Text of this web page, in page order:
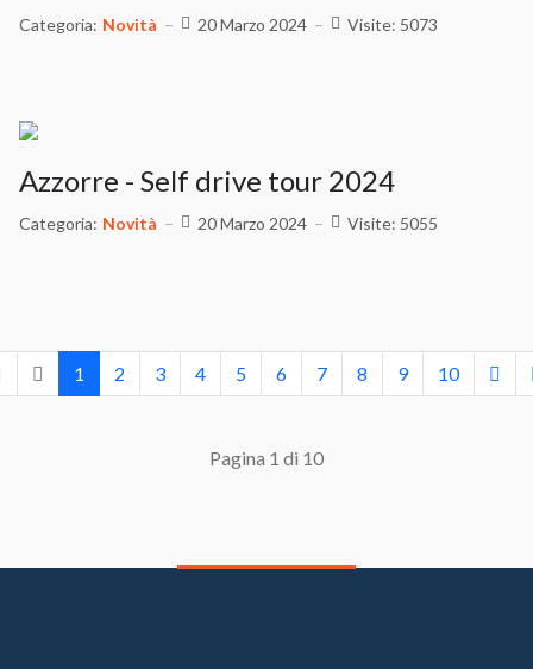
Categoria: Novità 20 Marzo 2024 Visite: 5073
Azzorre - Self drive tour 2024
Categoria: Novità 20 Marzo 2024 Visite: 5055
1 2 3 4 5 6 7 8 9 10
Pagina 1 di 10